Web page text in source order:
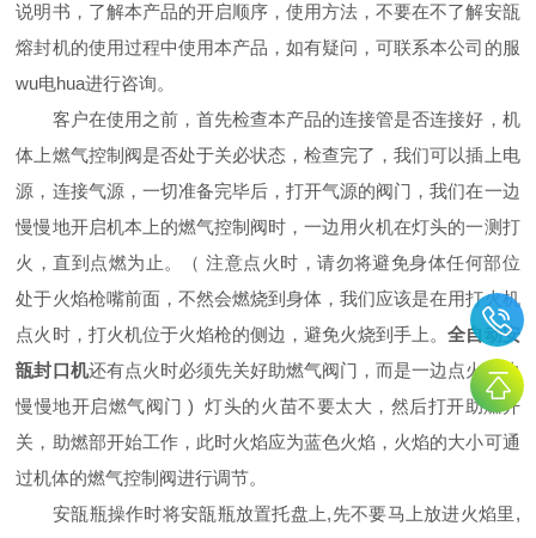
说明书，了解本产品的开启顺序，使用方法，不要在不了解安瓿
熔封机的使用过程中使用本产品，如有疑问，可联系本公司的服
wu电hua进行咨询。
客户在使用之前，首先检查本产品的连接管是否连接好，机
体上燃气控制阀是否处于关必状态，检查完了，我们可以插上电
源，连接气源，一切准备完毕后，打开气源的阀门，我们在一边
慢慢地开启机本上的燃气控制阀时，一边用火机在灯头的一测打
火，直到点燃为止。（ 注意点火时，请勿将避免身体任何部位
处于火焰枪嘴前面，不然会燃烧到身体，我们应该是在用打火机
点火时，打火机位于火焰枪的侧边，避免火烧到手上。全自动安
瓿封口机还有点火时必须先关好助燃气阀门，而是一边点火一边
慢慢地开启燃气阀门 ) 灯头的火苗不要太大，然后打开助燃开
关，助燃部开始工作，此时火焰应为蓝色火焰，火焰的大小可通
过机体的燃气控制阀进行调节。
安瓿瓶操作时将安瓿瓶放置托盘上,先不要马上放进火焰里,